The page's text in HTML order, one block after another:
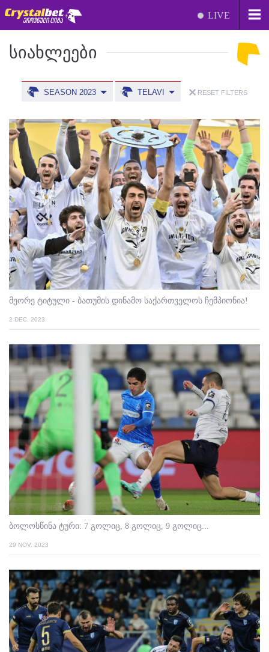
LIVE
ᲡᲘᲐᲮᲚᲔᲔᲑᲘ
SEASON 2023 TELAVI RESET FILTERS
მეორე ტიტული - ბათუმის დინამო საქართველოს ჩემპიონია!
2 DEC. 2023
ბოლოსწინა ტური: 7 გოლიც, 8 გოლიც, 9 გოლიც...
29 NOV. 2023